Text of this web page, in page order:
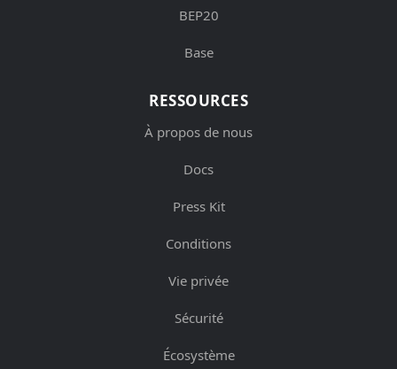
BEP20
Base
RESSOURCES
À propos de nous
Docs
Press Kit
Conditions
Vie privée
Sécurité
Écosystème